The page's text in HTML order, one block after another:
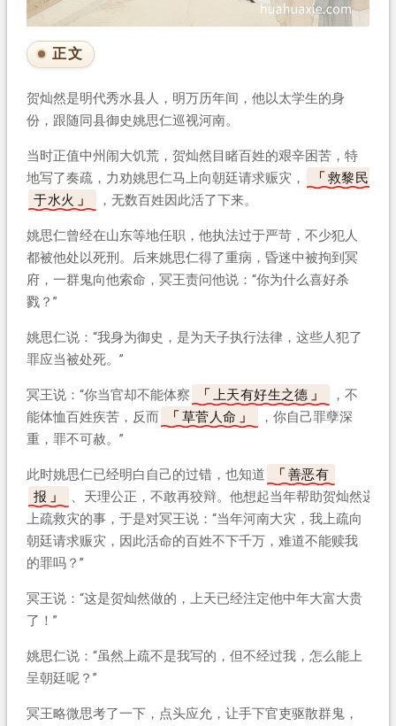
正文
贺灿然是明代秀水县人，明万历年间，他以太学生的身
份，跟随同县御史姚思仁巡视河南。
当时正值中州闹大饥荒，贺灿然目睹百姓的艰辛困苦，特
地写了奏疏，力劝姚思仁马上向朝廷请求赈灾，
救黎民
于水火
，无数百姓因此活了下来。
姚思仁曾经在山东等地任职，他执法过于严苛，不少犯人
都被他处以死刑。后来姚思仁得了重病，昏迷中被拘到冥
府，一群鬼向他索命，冥王责问他说：“你为什么喜好杀
戮？”
姚思仁说：“我身为御史，是为天子执行法律，这些人犯了
罪应当被处死。”
冥王说：“你当官却不能体察 上天有好生之德
，不
能体恤百姓疾苦，反而
草菅人命
，你自己罪孽深
重，罪不可赦。”
此时姚思仁已经明白自己的过错，也知道
善恶有
报
、天理公正，不敢再狡辩。他想起当年帮助贺灿然递
上疏救灾的事，于是对冥王说：“当年河南大灾，我上疏向
朝廷请求赈灾，因此活命的百姓不下千万，难道不能赎我
的罪吗？”
冥王说：“这是贺灿然做的，上天已经注定他中年大富大贵
了！”
姚思仁说：“虽然上疏不是我写的，但不经过我，怎么能上
呈朝廷呢？”
冥王略微思考了一下，点头应允，让手下官吏驱散群鬼，